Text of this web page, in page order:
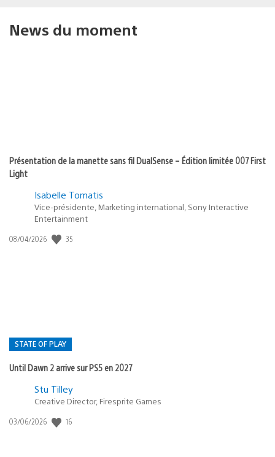
News du moment
Présentation de la manette sans fil DualSense – Édition limitée 007 First
Light
Isabelle Tomatis
Vice-présidente, Marketing international, Sony Interactive
Entertainment
Date
08/04/2026 35
STATE OF PLAY
Until Dawn 2 arrive sur PS5 en 2027
Postée
:
Stu Tilley
Creative Director, Firesprite Games
Date
03/06/2026 16